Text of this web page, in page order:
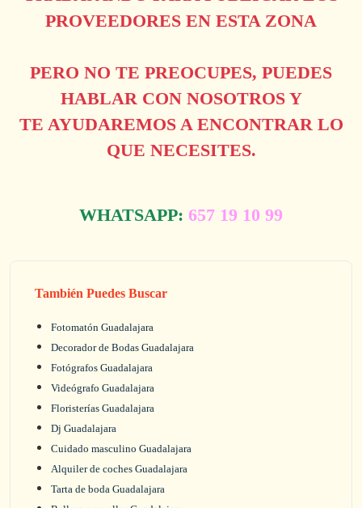
PROVEEDORES EN ESTA ZONA
PERO NO TE PREOCUPES, PUEDES
HABLAR CON NOSOTROS Y
TE AYUDAREMOS A ENCONTRAR LO
QUE NECESITES.
WHATSAPP: 657 19 10 99
También Puedes Buscar
Fotomatón Guadalajara
Decorador de Bodas Guadalajara
Fotógrafos Guadalajara
Videógrafo Guadalajara
Floristerías Guadalajara
Dj Guadalajara
Cuidado masculino Guadalajara
Alquiler de coches Guadalajara
Tarta de boda Guadalajara